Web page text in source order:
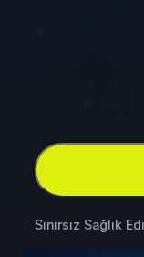
Sınırsız Sağlık